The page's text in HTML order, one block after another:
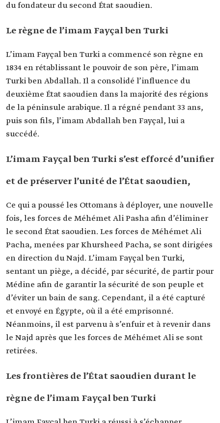
du fondateur du second État saoudien.
Le règne de l’imam Fayçal ben Turki
L’imam Fayçal ben Turki a commencé son règne en
1834 en rétablissant le pouvoir de son père, l’imam
Turki ben Abdallah. Il a consolidé l’influence du
deuxième État saoudien dans la majorité des régions
de la péninsule arabique. Il a régné pendant 33 ans,
puis son fils, l’imam Abdallah ben Fayçal, lui a
succédé.
L’imam Fayçal ben Turki s’est efforcé d’unifier
et de préserver l’unité de l’État saoudien,
Ce qui a poussé les Ottomans à déployer, une nouvelle
fois, les forces de Méhémet Ali Pasha afin d’éliminer
le second État saoudien. Les forces de Méhémet Ali
Pacha, menées par Khursheed Pacha, se sont dirigées
en direction du Najd. L’imam Fayçal ben Turki,
sentant un piège, a décidé, par sécurité, de partir pour
Médine afin de garantir la sécurité de son peuple et
d’éviter un bain de sang. Cependant, il a été capturé
et envoyé en Égypte, où il a été emprisonné.
Néanmoins, il est parvenu à s’enfuir et à revenir dans
le Najd après que les forces de Méhémet Ali se sont
retirées.
Les frontières de l’État saoudien durant le
règne de l’imam Fayçal ben Turki